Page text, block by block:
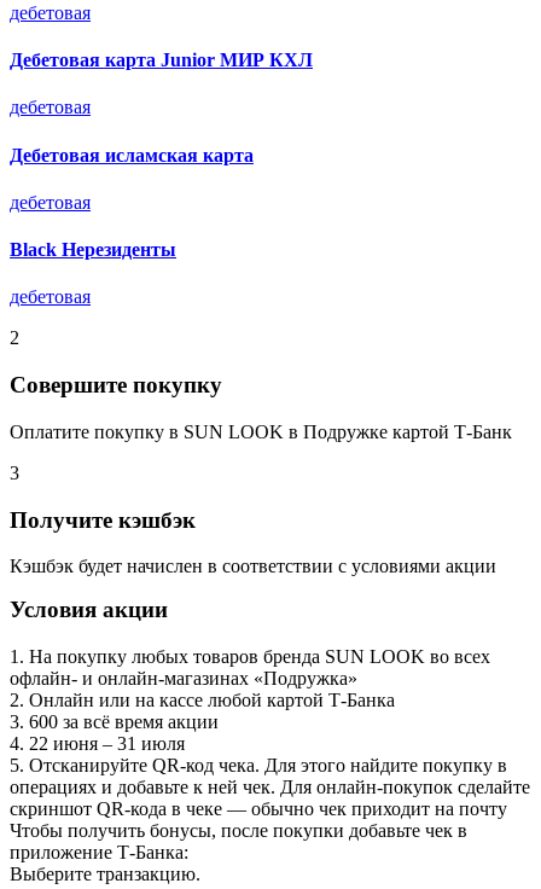
дебетовая
Дебетовая карта Junior МИР КХЛ
дебетовая
Дебетовая исламская карта
дебетовая
Black Нерезиденты
дебетовая
2
Совершите покупку
Оплатите покупку в SUN LOOK в Подружке картой Т-Банк
3
Получите кэшбэк
Кэшбэк будет начислен в соответствии с условиями акции
Условия акции
1. На покупку любых товаров бренда SUN LOOK во всех
офлайн- и онлайн-магазинах «Подружка»
2. Онлайн или на кассе любой картой Т‑Банка
3. 600 за всё время акции
4. 22 июня – 31 июля
5. Отсканируйте QR-код чека. Для этого найдите покупку в
операциях и добавьте к ней чек. Для онлайн-покупок сделайте
скриншот QR-кода в чеке — обычно чек приходит на почту
Чтобы получить бонусы, после покупки добавьте чек в
приложение Т‑Банка:
Выберите транзакцию.